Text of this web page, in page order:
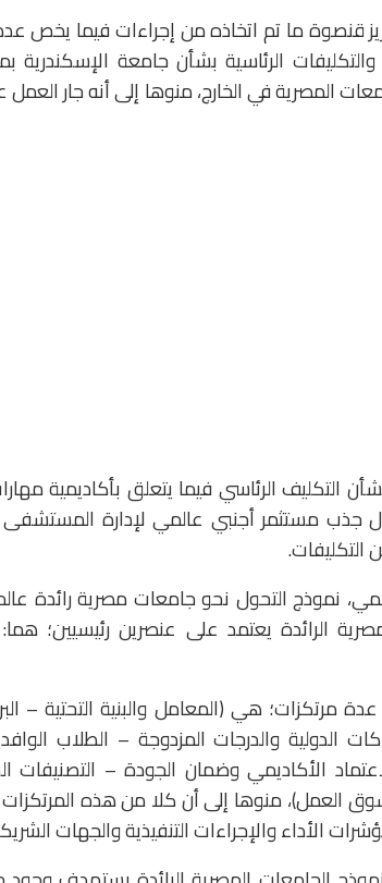
قنصوة ما تم اتخاذه من إجراءات فيما يخص عدد
الرئاسية بشأن جامعة الإسكندرية
المصرية في الخارج، منوها إلى أنه جار
التكليف الرئاسي فيما يتعلق بأكاديمية
الأورام العالمي 500500 حول جذب مستثمر أجنبي عالمي لإدارة
الرائدة يعتمد على عنصرين رئيسيين؛
مرتكزات؛ هي (المعامل والبنية التحتية –
الدولية والدرجات المزدوجة – الطلاب
الأكاديمي وضمان الجودة – التصنيفات
العمل)، منوها إلى أن كلا من هذه
الأداء والإجراءات التنفيذية والجهات